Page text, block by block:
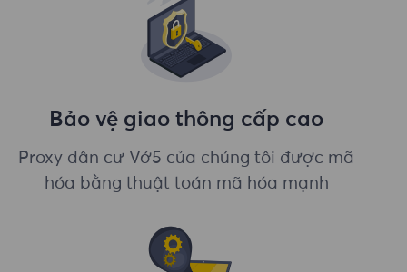
Bảo vệ giao thông cấp cao
Proxy dân cư Vớ5 của chúng tôi được mã
hóa bằng thuật toán mã hóa mạnh